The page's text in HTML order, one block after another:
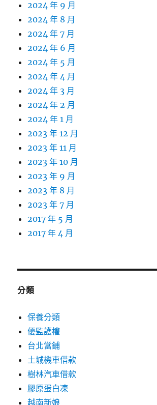
2024 年 9 月
2024 年 8 月
2024 年 7 月
2024 年 6 月
2024 年 5 月
2024 年 4 月
2024 年 3 月
2024 年 2 月
2024 年 1 月
2023 年 12 月
2023 年 11 月
2023 年 10 月
2023 年 9 月
2023 年 8 月
2023 年 7 月
2017 年 5 月
2017 年 4 月
分類
保養分類
優監護權
台北當鋪
土城機車借款
樹林汽車借款
膠原蛋白凍
越南新娘